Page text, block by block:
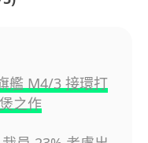
艦 M4/3 接環打
之作